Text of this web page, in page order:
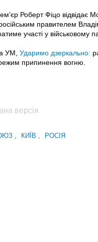
Роберт Фіцо відвідає
російським правителем
участі у військовому
УМ, Ударимо дзеркально:
припинення вогню.
версія
КИЇВ РОСІЯ